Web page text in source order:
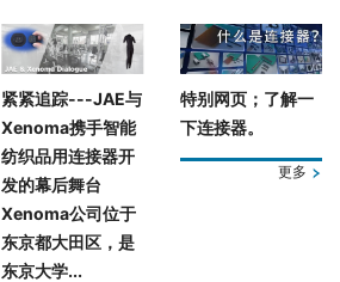
紧紧追踪---JAE与
Xenoma携手智能
纺织品用连接器开
发的幕后舞台
Xenoma公司位于
东京都大田区，是
东京大学...
特别网页；了解一
下连接器。
更多